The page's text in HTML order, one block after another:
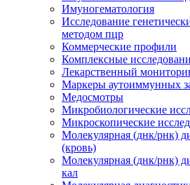
Имуногематология
Исследование
методом пцр
Коммерческие профили
Комплексные
Лекарственный
Маркеры аутоиммунных
Медосмотры
Микробиологические
Микроскопические
Молекулярная (днк/рнк)
(кровь)
Молекулярная (днк/рнк)
кал